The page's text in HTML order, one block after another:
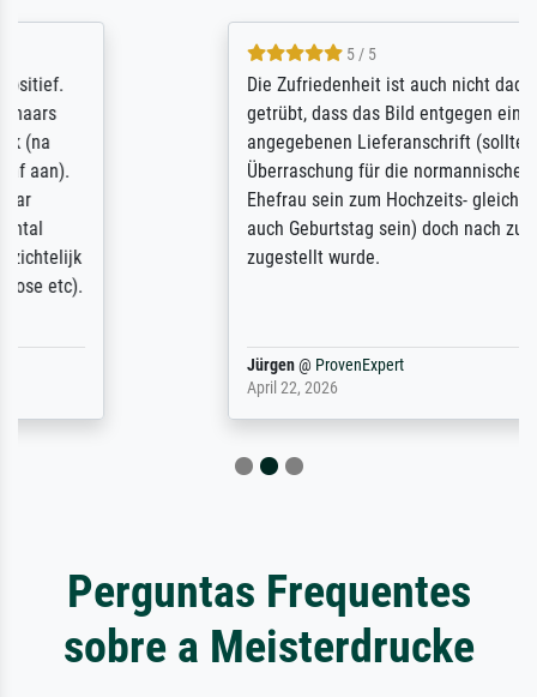
Die Zufriedenheit ist auch nicht dadurch
getrübt, dass das Bild entgegen einer
angegebenen Lieferanschrift (sollte eine
Überraschung für die normannische
Ehefrau sein zum Hochzeits- gleichzeitig
auch Geburtstag sein) doch nach zu Hause
ProvenExpert
Perguntas Frequentes
sobre a Meisterdrucke